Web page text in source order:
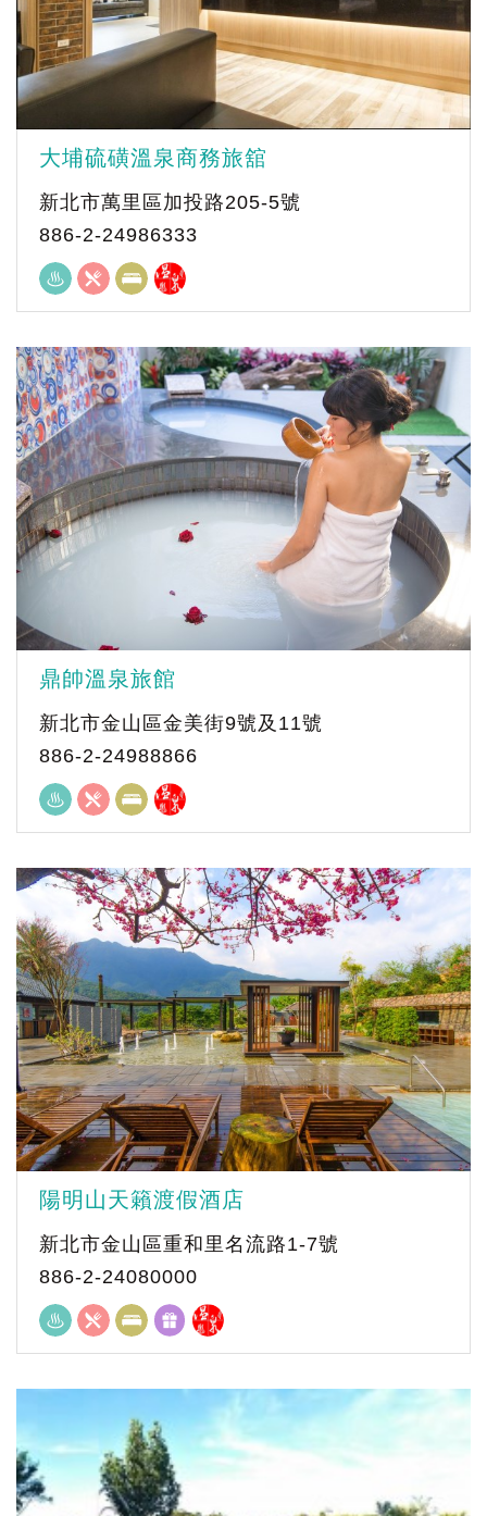
大埔硫磺溫泉商務旅舘
新北市萬里區加投路205-5號
886-2-24986333
鼎帥溫泉旅館
新北市金山區金美街9號及11號
886-2-24988866
陽明山天籟渡假酒店
新北市金山區重和里名流路1-7號
886-2-24080000